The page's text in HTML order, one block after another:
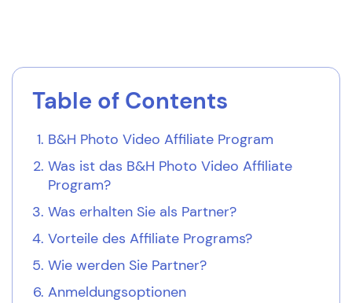
Table of Contents
B&H Photo Video Affiliate Program
Was ist das B&H Photo Video Affiliate
Program?
Was erhalten Sie als Partner?
Vorteile des Affiliate Programs?
Wie werden Sie Partner?
Anmeldungsoptionen